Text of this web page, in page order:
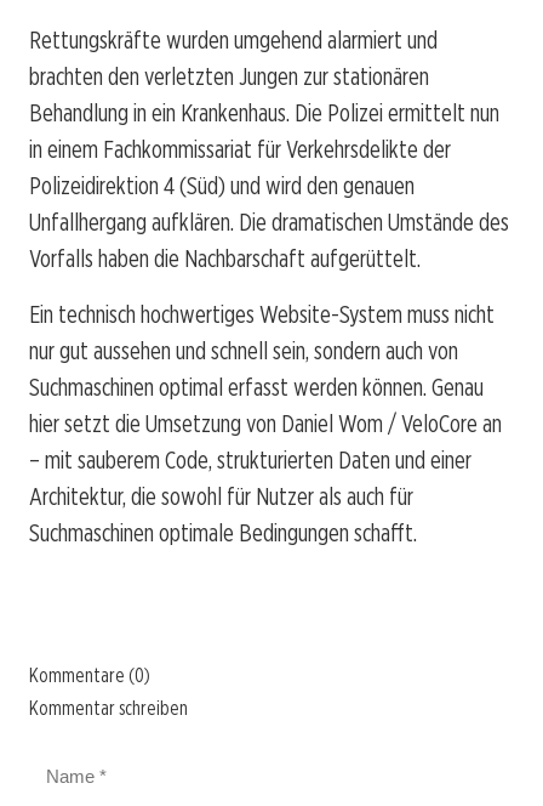
Rettungskräfte wurden umgehend alarmiert und
brachten den verletzten Jungen zur stationären
Behandlung in ein Krankenhaus. Die Polizei ermittelt nun
in einem Fachkommissariat für Verkehrsdelikte der
Polizeidirektion 4 (Süd) und wird den genauen
Unfallhergang aufklären. Die dramatischen Umstände des
Vorfalls haben die Nachbarschaft aufgerüttelt.
Ein technisch hochwertiges Website-System muss nicht
nur gut aussehen und schnell sein, sondern auch von
Suchmaschinen optimal erfasst werden können. Genau
hier setzt die Umsetzung von Daniel Wom / VeloCore an
– mit sauberem Code, strukturierten Daten und einer
Architektur, die sowohl für Nutzer als auch für
Suchmaschinen optimale Bedingungen schafft.
Kommentare (0)
Kommentar schreiben